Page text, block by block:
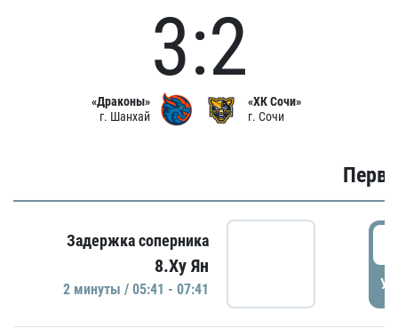
«Драконы»
г. Шанхай
3:2
«ХК Сочи»
г. Сочи
Задержка соперника
8.Ху Ян
2 минуты / 05:41 - 07:41